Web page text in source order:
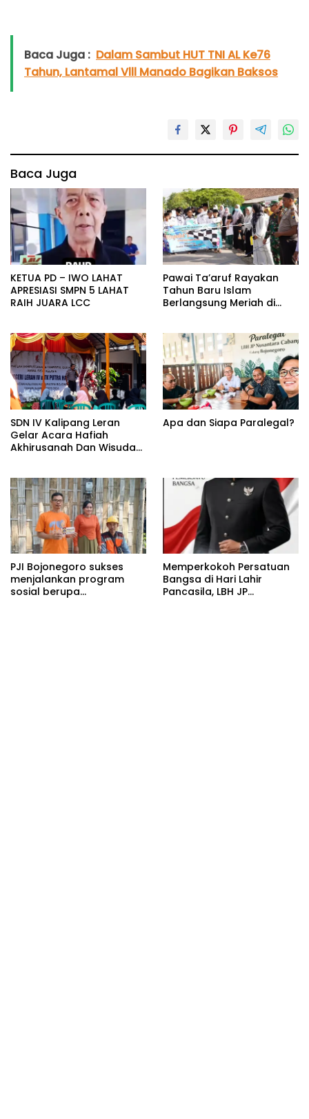
Baca Juga : Dalam Sambut HUT TNI AL Ke76
Tahun, Lantamal Vlll Manado Bagikan Baksos
Baca Juga
KETUA PD – IWO LAHAT
APRESIASI SMPN 5 LAHAT
RAIH JUARA LCC
Pawai Ta’aruf Rayakan
Tahun Baru Islam
Berlangsung Meriah di
SDN IV Kalipang Leran
Gelar Acara Hafiah
Akhirusanah Dan Wisuda
Apa dan Siapa Paralegal?
PJI Bojonegoro sukses
menjalankan program
sosial berupa
Memperkokoh Persatuan
Bangsa di Hari Lahir
Pancasila, LBH JP